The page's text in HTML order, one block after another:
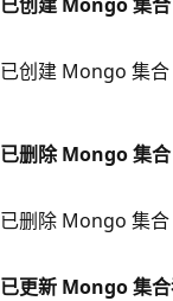
已创建 Mongo 集合
已删除 Mongo 集合
已删除 Mongo 集合
已更新 Mongo 集